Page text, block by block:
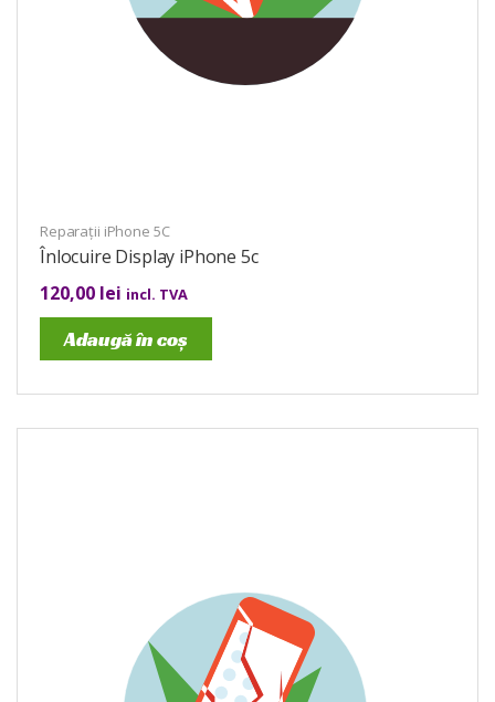
Reparații iPhone 5C
Înlocuire Display iPhone 5c
120,00 lei incl. TVA
Adaugă în coș